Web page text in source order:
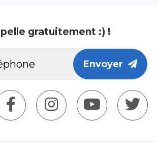
gratuitement :) !
Envoyer